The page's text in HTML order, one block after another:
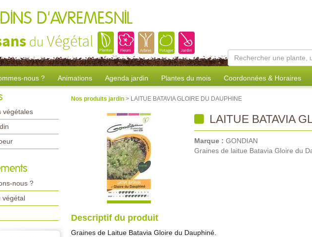
D'AVREMESNIL
du Végétal
nous ? Animations Agenda jardin Plantes du mois Coordonnées & Horaires
végétales
nous ?
végétal
Nos produits jardin > LAITUE BATAVIA GLOIRE DU DAUPHINE
LAITUE BATAVIA
Marque : GONDIAN
Graines de laitue Batavia Gloire du
Descriptif du produit
Graines de Laitue Batavia Gloire du Dauphiné.